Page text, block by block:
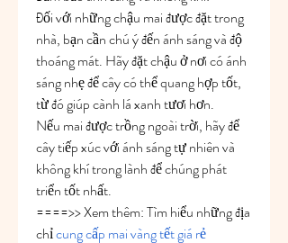
Đối với những chậu mai được đặt trong
nhà, bạn cần chú ý đến ánh sáng và độ
thoáng mát. Hãy đặt chậu ở nơi có ánh
sáng nhẹ để cây có thể quang hợp tốt,
từ đó giúp cành lá xanh tươi hơn.
Nếu mai được trồng ngoài trời, hãy để
cây tiếp xúc với ánh sáng tự nhiên và
không khí trong lành để chúng phát
triển tốt nhất.
====>> Xem thêm: Tìm hiểu những địa
chỉ cung cấp mai vàng tết giá rẻ